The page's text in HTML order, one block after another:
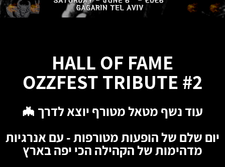
HALL OF FAME
OZZFEST TRIBUTE #2
עוד נשף מטאל מטורף יוצא לדרך 🦇
יום שלם של הופעות מטורפות - עם אנרגיות
מדהימות של הקהילה הכי יפה בארץ